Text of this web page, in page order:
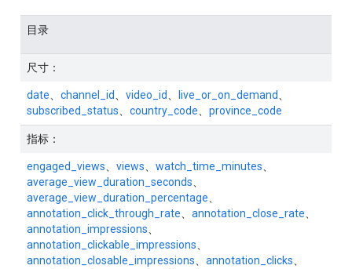
目录
尺寸：
date channel_id video_id live_or_on_demand
subscribed_status
country_code province_code
指标：
engaged_views views watch_time_minutes
average_view_duration_seconds
average_view_duration_percentage
annotation_click_through_rate
annotation_close_rate
annotation_impressions
annotation_clickable_impressions
annotation_closable_impressions
annotation_clicks